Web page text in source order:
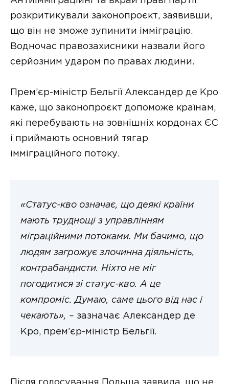
розкритикували законопроєкт, заявивши,
що він не зможе зупинити імміграцію.
Водночас правозахисники назвали його
серйозним ударом по правах людини.
Прем’єр-міністр Бельгії Александер де Кро
каже, що законопроєкт допоможе країнам,
які перебувають на зовнішніх кордонах ЄС
і приймають основний тягар
імміграційного потоку.
«Статус-кво означає, що деякі країни
мають труднощі з управлінням
міграційними потоками. Ми бачимо, що
людям загрожує злочинна діяльність,
контрабандисти. Ніхто не міг
погодитися зі статус-кво. А це
компроміс. Думаю, саме цього від нас і
чекають», – зазначає Александер де
Кро, прем’єр-міністр Бельгії.